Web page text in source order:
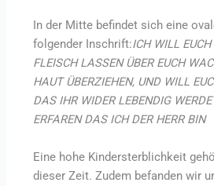
In der Mitte befindet sich eine
folgender Inschrift:ICH WILL
FLEISCH LASSEN ÜBER EUCH
HAUT ÜBERZIEHEN, UND WILL
DAS IHR WIDER LEBENDIG
ERFAREN DAS ICH DER HERR BIN
Eine hohe Kindersterblichkeit
dieser Zeit. Zudem befanden wir